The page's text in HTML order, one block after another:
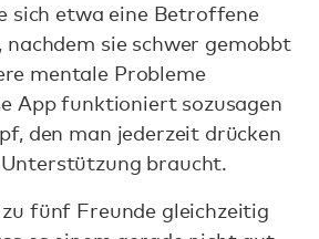
sich etwa eine Betroffene
sie schwer gemobbt
mentale Probleme
App funktioniert sozusagen
den man jederzeit drücken
braucht.
fünf Freunde gleichzeitig